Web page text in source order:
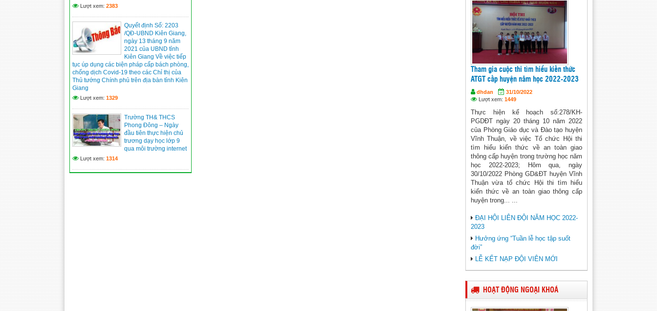
Lượt xem: 2383
Quyết định Số: 2203
/QĐ-UBND Kiên Giang,
ngày 13 tháng 9 năm
2021 của UBND tỉnh
Kiên Giang Về việc tiếp
tục úp dụng các biện pháp cấp bách phòng,
chống dịch Covid-19 theo các Chỉ thị của
Thủ tướng Chính phủ trên địa bàn tỉnh Kiên
Giang
Lượt xem: 1329
Trường TH& THCS
Phong Đông – Ngày
đầu tiên thực hiện chủ
trương dạy học lớp 9
qua môi trường internet
Lượt xem: 1314
Tham gia cuộc thi tìm hiểu kiến thức
ATGT cấp huyện năm học 2022-2023
dhdan
31/10/2022
Lượt xem: 1449
Thực hiện kế hoạch số:278/KH-
PGDĐT ngày 20 tháng 10 năm 2022
của Phòng Giáo dục và Đào tạo huyện
Vĩnh Thuận, về việc Tổ chức Hội thi
tìm hiểu kiến thức về an toàn giao
thông cấp huyện trong trường học năm
học 2022-2023; Hôm qua, ngày
30/10/2022 Phòng GD&ĐT huyện Vĩnh
Thuận vừa tổ chức Hội thi tìm hiểu
kiến thức về an toàn giao thông cấp
huyện trong... ...
ĐẠI HỘI LIÊN ĐỘI NĂM HỌC 2022-
2023
Hưởng ứng “Tuần lễ học tập suốt
đời”
LỄ KẾT NẠP ĐỘI VIÊN MỚI
HOẠT ĐỘNG NGOẠI KHOÁ